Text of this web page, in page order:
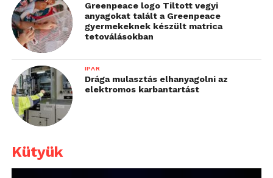
Greenpeace logo Tiltott vegyi
anyagokat talált a Greenpeace
gyermekeknek készült matrica
tetoválásokban
IPAR
Drága mulasztás elhanyagolni az
elektromos karbantartást
Kütyük